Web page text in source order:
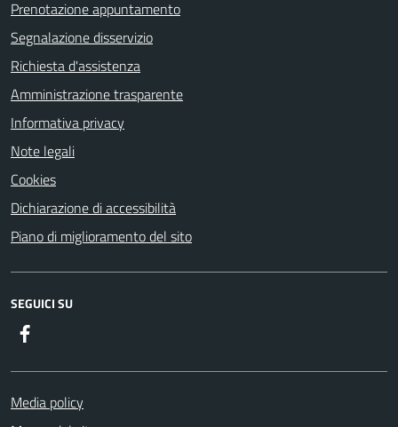
Prenotazione appuntamento
Segnalazione disservizio
Richiesta d'assistenza
Amministrazione trasparente
Informativa privacy
Note legali
Cookies
Dichiarazione di accessibilità
Piano di miglioramento del sito
SEGUICI SU
Media policy